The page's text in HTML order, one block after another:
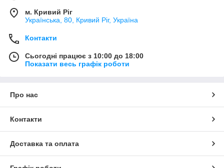
м. Кривий Ріг
Українська, 80, Кривий Ріг, Україна
Контакти
Сьогодні працює з 10:00 до 18:00
Показати весь графік роботи
Про нас
Контакти
Доставка та оплата